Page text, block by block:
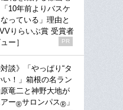
10年前よりバスケ
っている」理由と
りらいぶ賞 受賞者
ー］
PR
対談》「やっぱり“タ
い！」箱根の名ラン
竜二と神野大地が
ー®サロンパス® 」